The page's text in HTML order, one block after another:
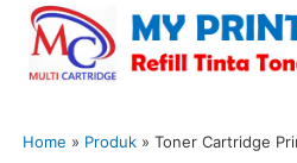
Home » Produk» Toner Cartridge